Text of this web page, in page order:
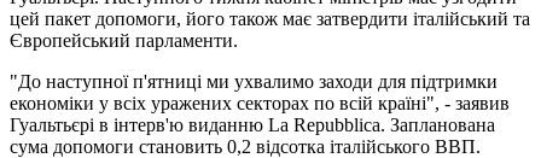
цей пакет допомоги, його також має затвердити італійський та
Європейський парламенти.
"До наступної п'ятниці ми ухвалимо заходи для підтримки
економіки у всіх уражених секторах по всій країні", - заявив
Гуальтьєрі в інтерв'ю виданню La Repubblica. Запланована
сума допомоги становить 0,2 відсотка італійського ВВП.